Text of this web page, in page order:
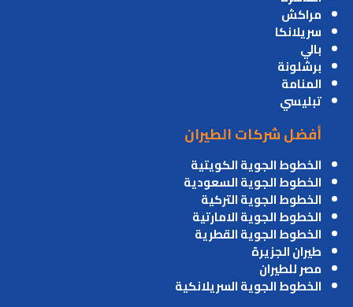
مراكش
سريلانكا
بالي
برشلونة
المنامة
تبليسي
أفضل شركات الطيران
الخطوط الجوية الكويتية
الخطوط الجوية السعودية
الخطوط الجوية التركية
الخطوط الجوية الامارتية
الخطوط الجوية القطرية
طيران الجزيرة
مصر للطيران
الخطوط الجوية السريلانكية